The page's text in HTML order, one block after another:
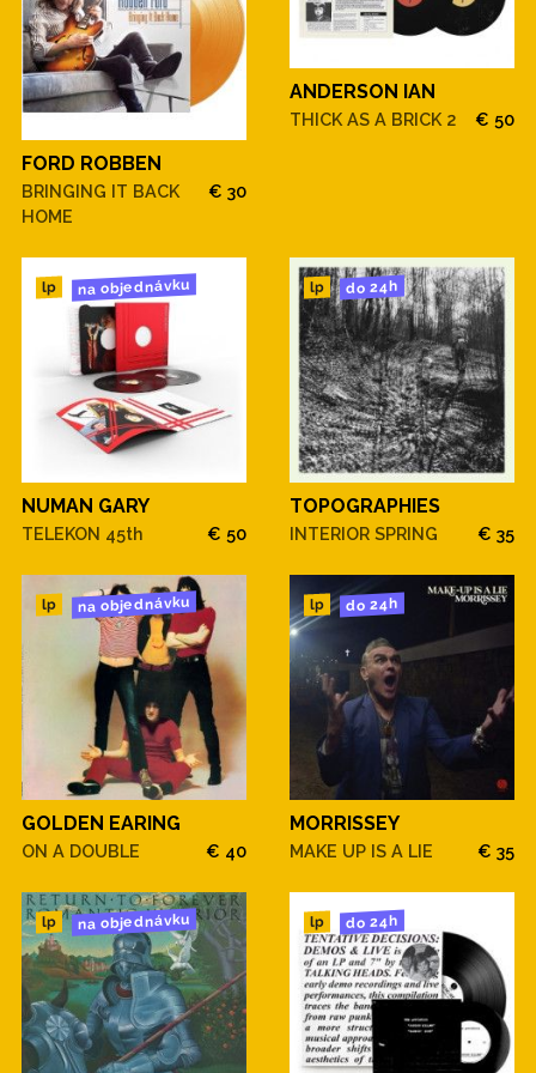
FORD ROBBEN
BRINGING IT BACK
HOME
€ 30
ANDERSON IAN
THICK AS A BRICK 2 € 50
lp na objednávku
NUMAN GARY
TELEKON 45th € 50
lp do 24h
TOPOGRAPHIES
INTERIOR SPRING € 35
lp na objednávku
GOLDEN EARING
ON A DOUBLE € 40
lp do 24h
MORRISSEY
MAKE UP IS A LIE € 35
lp na objednávku lp do 24h